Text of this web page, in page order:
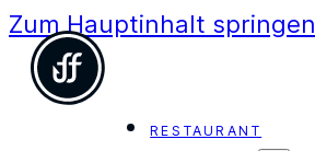
Zum Hauptinhalt springen
RESTAURANT